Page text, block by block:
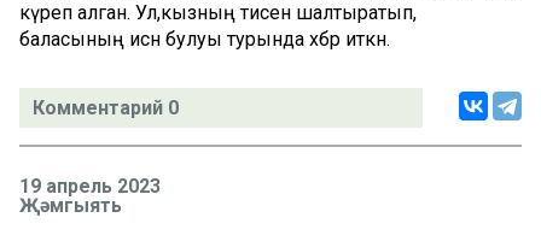
күреп алган. Ул,кызның әтисенә шалтыратып,
баласының исән булуы турында хәбәр иткән.
Комментарий 0
19 апрель 2023
Җәмгыять